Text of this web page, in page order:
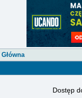
Dostęp